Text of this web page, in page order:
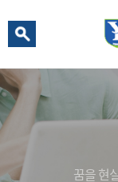
꿈을 현
예원 AI